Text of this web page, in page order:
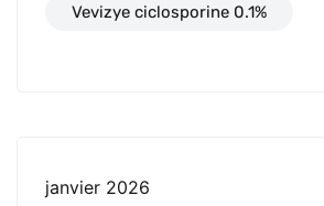
Vevizye ciclosporine 0.1%
janvier 2026